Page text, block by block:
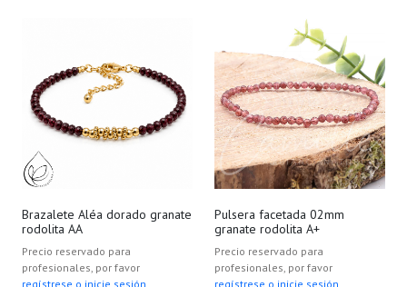
Brazalete Aléa dorado granate
rodolita AA
Precio reservado para
profesionales, por favor
regístrese o inicie sesión.
Pulsera facetada 02mm
granate rodolita A+
Precio reservado para
profesionales, por favor
regístrese o inicie sesión.